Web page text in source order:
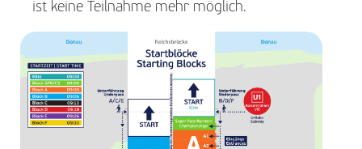
ist keine Teilnahme mehr möglich.